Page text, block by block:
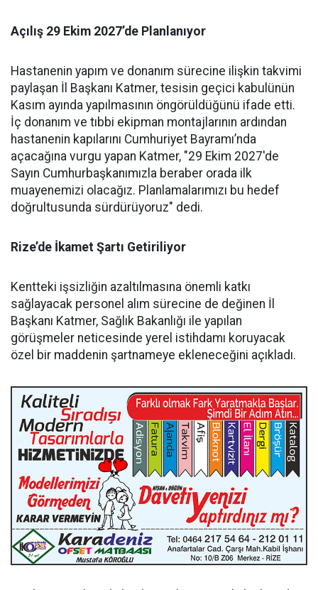
Açılış 29 Ekim 2027’de Planlanıyor
Hastanenin yapım ve donanım sürecine ilişkin takvimi
paylaşan İl Başkanı Katmer, tesisin geçici kabulünün
Kasım ayında yapılmasının öngörüldüğünü ifade etti.
İç donanım ve tıbbi ekipman montajlarının ardından
hastanenin kapılarını Cumhuriyet Bayramı’nda
açacağına vurgu yapan Katmer, "29 Ekim 2027'de
Sayın Cumhurbaşkanımızla beraber orada ilk
muayenemizi olacağız. Planlamalarımızı bu hedef
doğrultusunda sürdürüyoruz" dedi.
Rize’de İkamet Şartı Getiriliyor
Kentteki işsizliğin azaltılmasına önemli katkı
sağlayacak personel alım sürecine de değinen İl
Başkanı Katmer, Sağlık Bakanlığı ile yapılan
görüşmeler neticesinde yerel istihdamı koruyacak
özel bir maddenin şartnameye ekleneceğini açıkladı.